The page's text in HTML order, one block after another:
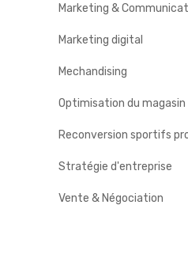
Marketing &
Marketing digital
Mechandising
Optimisation du magasin
Reconversion sportifs
Stratégie d'entreprise
Vente & Négociation